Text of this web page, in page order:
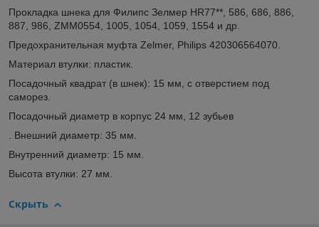
Прокладка шнека для Филипс Зелмер HR77**, 586, 686, 886,
887, 986, ZMM0554, 1005, 1054, 1059, 1554 и др.
Предохранительная муфта Zelmer, Philips 420306564070.
Материал втулки: пластик.
Посадочный квадрат (в шнек): 15 мм, с отверстием под
саморез.
Посадочный диаметр в корпус 24 мм, 12 зубьев
. Внешний диаметр: 35 мм.
Внутренний диаметр: 15 мм.
Высота втулки: 27 мм.
Скрыть